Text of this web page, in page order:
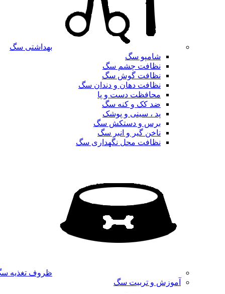
بهداشتی سگ
شامپو سگ
نظافت چشم سگ
نظافت گوش سگ
نظافت دهان و دندان سگ
محافظت دست و پا
ضد کک و کنه سگ
پد ، سینی و پوشک
برس و دستکش سگ
ناخن گیر و انبر سگ
نظافت محل نگهداری سگ
ظروف تغذیه
آموزش و تربیت سگ